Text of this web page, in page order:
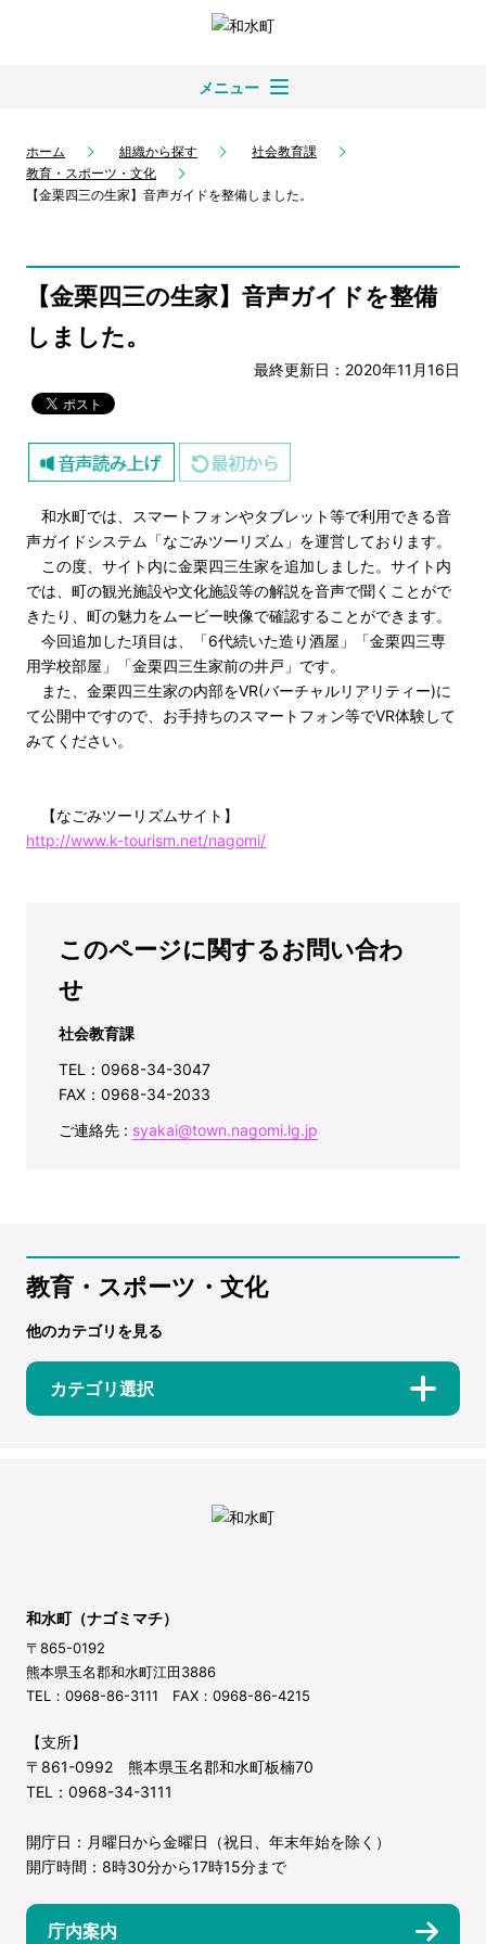
メニュー
ホーム 組織から探す
社会教育課
教育・スポーツ・文化
【金栗四三の生家】音声ガイドを整備しました。
【金栗四三の生家】音声ガイドを整備
しました。
最終更新日：2020年11月16日
和水町では、スマートフォンやタブレット等で利用できる音
声ガイドシステム「なごみツーリズム」を運営しております。
この度、サイト内に金栗四三生家を追加しました。サイト内
では、町の観光施設や文化施設等の解説を音声で聞くことがで
きたり、町の魅力をムービー映像で確認することができます。
今回追加した項目は、「6代続いた造り酒屋」「金栗四三専
用学校部屋」「金栗四三生家前の井戸」です。
また、金栗四三生家の内部をVR(バーチャルリアリティー)に
て公開中ですので、お手持ちのスマートフォン等でVR体験して
みてください。
【なごみツーリズムサイト】
http://www.k-tourism.net/nagomi/
このページに関するお問い合わ
せ
社会教育課
TEL：0968-34-3047
FAX：0968-34-2033
ご連絡先 : syakai@town.nagomi.lg.jp
教育・スポーツ・文化
他のカテゴリを見る
カテゴリ選択
和水町（ナゴミマチ）
〒865-0192
熊本県玉名郡和水町江田3886
TEL：0968-86-3111 FAX：0968-86-4215
【支所】
〒861-0992 熊本県玉名郡和水町板楠70
TEL：0968-34-3111
開庁日：月曜日から金曜日（祝日、年末年始を除く）
開庁時間：8時30分から17時15分まで
庁内案内